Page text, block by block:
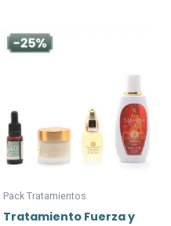
Pack Tratamientos
Tratamiento Fuerza y